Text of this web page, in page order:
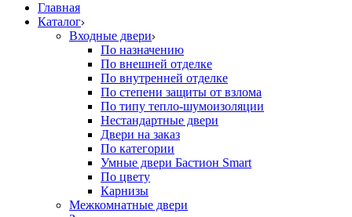
Главная
Каталог
Входные двери
По назначению
По внешней отделке
По внутренней отделке
По степени защиты от взлома
По типу тепло-шумоизоляции
Нестандартные двери
Двери на заказ
По категории
Умные двери Бастион Smart
По цвету
Карнизы
Межкомнатные двери